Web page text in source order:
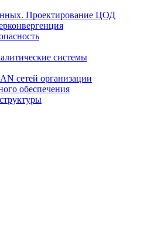
Проектирование ЦОД
системы
сетей организации
обеспечения